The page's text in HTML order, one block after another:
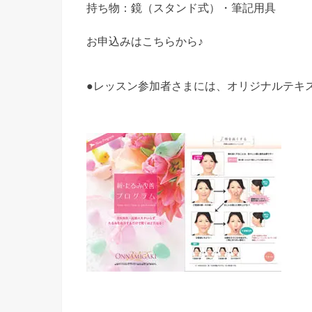
持ち物：鏡（スタンド式）・筆記用具
お申込みはこちらから♪
●レッスン参加者さまには、オリジナルテキ